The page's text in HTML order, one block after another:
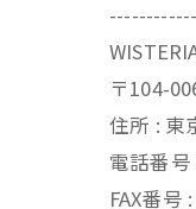
〒104-
住所 : 東
電話番
FAX番号